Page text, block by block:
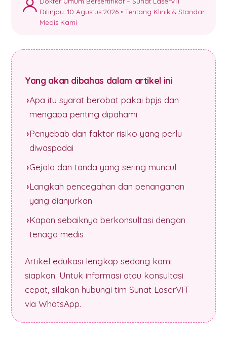
Ditinjau: 10 Agustus 2026 •Tentang Klinik & Standar
Medis Kami
Yang akan dibahas dalam artikel ini
Apa itu syarat berobat pakai bpjs dan
mengapa penting dipahami
Penyebab dan faktor risiko yang perlu
diwaspadai
Gejala dan tanda yang sering muncul
Langkah pencegahan dan penanganan
yang dianjurkan
Kapan sebaiknya berkonsultasi dengan
tenaga medis
Artikel edukasi lengkap sedang kami
siapkan. Untuk informasi atau konsultasi
cepat, silakan hubungi tim Sunat LaserVIT
via WhatsApp.